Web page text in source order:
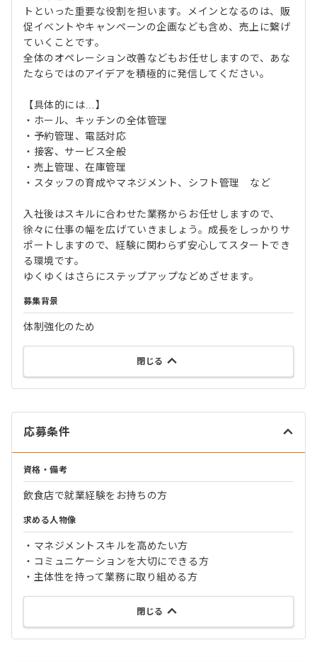
トといった重要な役割を担います。メインとなるのは、販
促イベントやキャンペーンの企画なども含め、売上に繋げ
ていくことです。
全体のオペレーション改善などもお任せしますので、あな
たならではのアイデアを積極的に発信してください。
【具体的には…】
・ホール、キッチンの全体管理
・予約管理、電話対応
・接客、サービス全般
・売上管理、在庫管理
・スタッフの育成やマネジメント、シフト管理 など
入社後はスキルに合わせた業務からお任せしますので、
徐々に仕事の幅を広げていきましょう。成長をしっかりサ
ポートしますので、経験に関わらず安心してスタートでき
る環境です。
ゆくゆくはさらにステップアップなどめざせます。
募集背景
体制強化のため
閉じる
応募条件
資格・備考
飲食店で就業経験をお持ちの方
求める人物像
・マネジメントスキルを高めたい方
・コミュニケーションを大切にできる方
・主体性を持って業務に取り組める方
閉じる